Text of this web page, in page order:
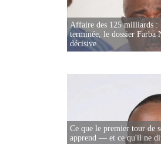
Affaire des 125 milliards :
terminée, le dossier Farba
décisive
Ce que le premier tour de
apprend — et ce qu'il ne